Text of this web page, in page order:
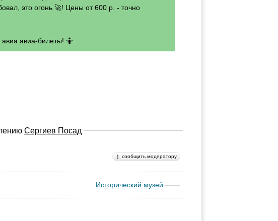
это огонь 🚀! Цены от 600 р. - точно
авиа-билеты! 🤷
Сергиев Посад
сообщить модератору
Исторический музей